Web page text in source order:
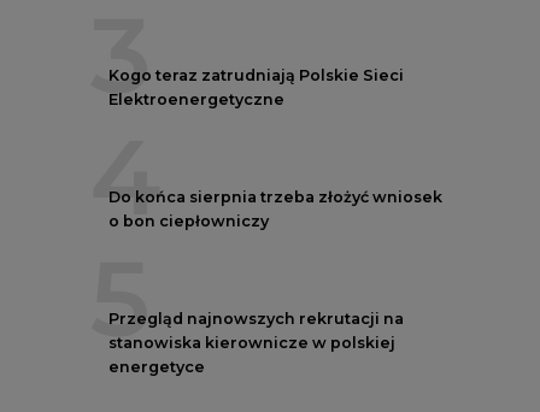
REKLAMA
Janusz
Pietruszyński
REDAKTOR NACZELNY